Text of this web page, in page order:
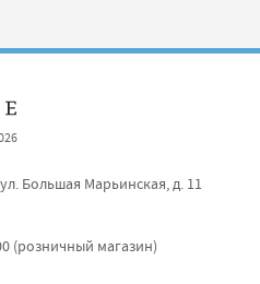
Большая Марьинская, д. 11
(розничный магазин)